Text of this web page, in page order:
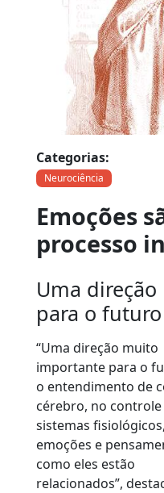
Categorias:
Neurociência
Emoções
processo
Uma
para o futuro
“Uma direção muito
importante para o
o entendimento de
cérebro, no controle
sistemas
emoções e
como eles estão
relacionados”,